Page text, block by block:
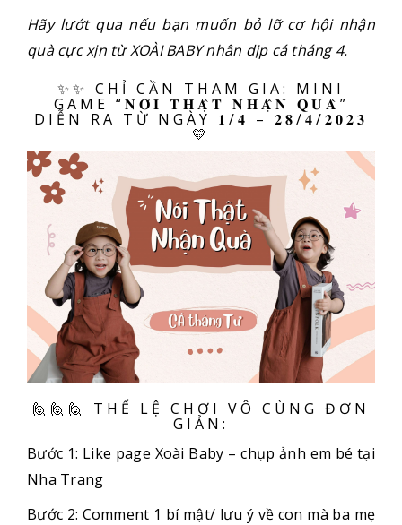
Hãy lướt qua nếu bạn muốn bỏ lỡ cơ hội nhận
quà cực xịn từ XOÀI BABY nhân dịp cá tháng 4.
✨✨ CHỈ CẦN THAM GIA: MINI
GAME “𝐍𝐎́𝐈 𝐓𝐇𝐀̣̂𝐓 𝐍𝐇𝐀̣̂𝐍 𝐐𝐔𝐀̀”
DIỄN RA TỪ NGÀY 𝟏/𝟒 – 𝟐𝟖/𝟒/𝟐𝟎𝟐𝟑
💛
🙋🙋🙋 THỂ LỆ CHƠI VÔ CÙNG ĐƠN
GIẢN:
Bước 1: Like page Xoài Baby – chụp ảnh em bé tại
Nha Trang
Bước 2: Comment 1 bí mật/ lưu ý về con mà ba mẹ